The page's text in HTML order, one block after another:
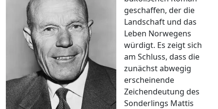
geschaffen, der die
Landschaft und das
Leben Norwegens
würdigt. Es zeigt sich
am Schluss, dass die
zunächst abwegig
erscheinende
Zeichendeutung des
Sonderlings Mattis